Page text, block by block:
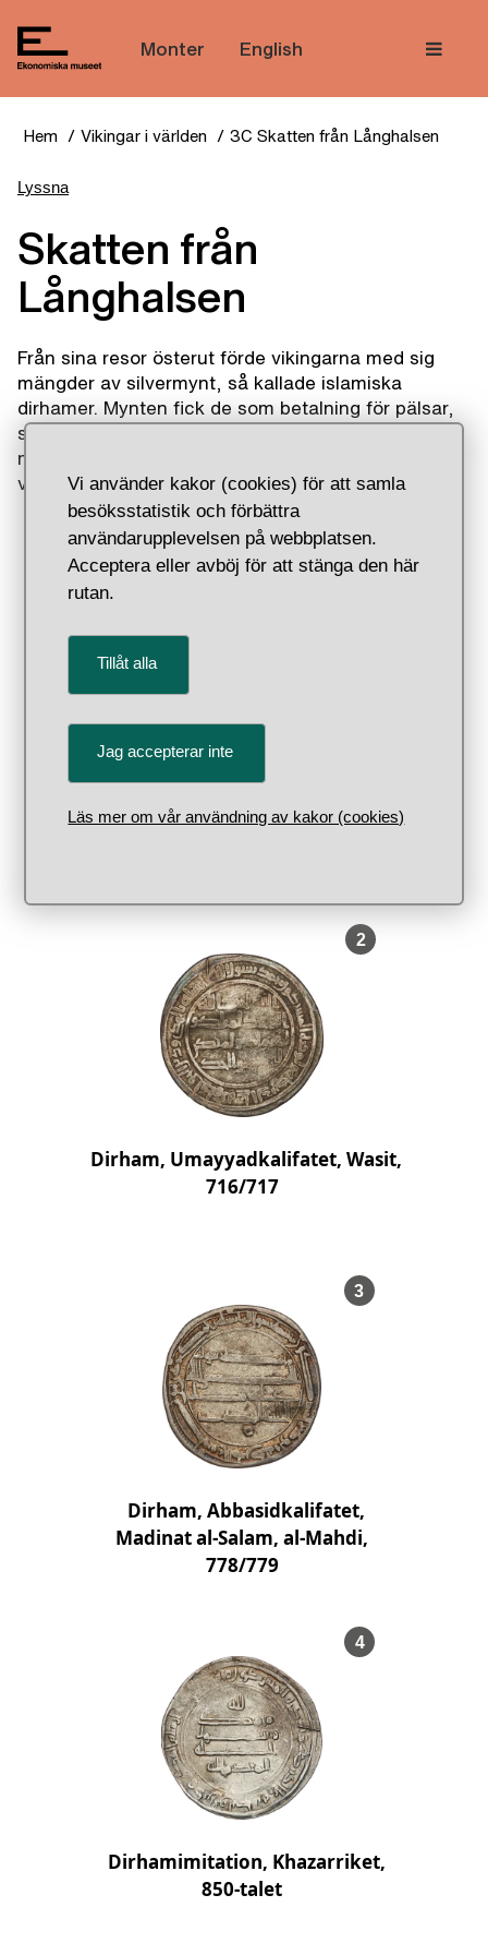
Vi använder kakor (cookies) för att samla
besöksstatistik och förbättra
användarupplevelsen på webbplatsen.
Acceptera eller avböj för att stänga den här
rutan.
Tillåt alla
Jag accepterar inte
Läs mer om vår användning av kakor (cookies)
Monter English Tema
Hem Vikingar i världen 3C Skatten från Långhalsen
Lyssna
Skatten från
Långhalsen
Från sina resor österut förde vikingarna med sig
mängder av silvermynt, så kallade islamiska
dirhamer. Mynten fick de som betalning för pälsar,
slavar och andra varor. Under slutet av 900-talet
minskade importen av dirhamer. Istället ökade
vikingarnas kontakt med Västeuropa.
,
2
Dirham, Umayyadkalifatet, Wasit,
716/717
,
3
Dirham, Abbasidkalifatet,
Madinat al-Salam, al-Mahdi,
778/779
,
4
Dirhamimitation, Khazarriket,
850-talet